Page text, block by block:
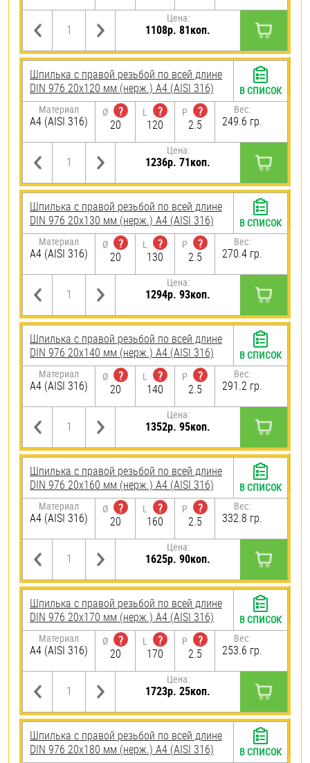
Цена:
1108р. 81коп.
Шпилька с правой резьбой по всей длине
DIN 976 20х120 мм (нерж.) A4 (AISI 316)
Материал
A4 (AISI 316)
Ø
?
20
L
?
120
P
?
2.5
Вес:
249.6 гр.
Цена:
1236р. 71коп.
В СПИСОК
Шпилька с правой резьбой по всей длине
DIN 976 20х130 мм (нерж.) A4 (AISI 316)
Материал
A4 (AISI 316)
Ø
?
20
L
?
130
P
?
2.5
Вес:
270.4 гр.
Цена:
1294р. 93коп.
В СПИСОК
Шпилька с правой резьбой по всей длине
DIN 976 20х140 мм (нерж.) A4 (AISI 316)
Материал
A4 (AISI 316)
Ø
?
20
L
?
140
P
?
2.5
Вес:
291.2 гр.
Цена:
1352р. 95коп.
В СПИСОК
Шпилька с правой резьбой по всей длине
DIN 976 20х160 мм (нерж.) A4 (AISI 316)
Материал
A4 (AISI 316)
Ø
?
20
L
?
160
P
?
2.5
Вес:
332.8 гр.
Цена:
1625р. 90коп.
В СПИСОК
Шпилька с правой резьбой по всей длине
DIN 976 20х170 мм (нерж.) A4 (AISI 316)
Материал
A4 (AISI 316)
Ø
?
20
L
?
170
P
?
2.5
Вес:
253.6 гр.
Цена:
1723р. 25коп.
В СПИСОК
Шпилька с правой резьбой по всей длине
DIN 976 20х180 мм (нерж.) A4 (AISI 316)
В СПИСОК